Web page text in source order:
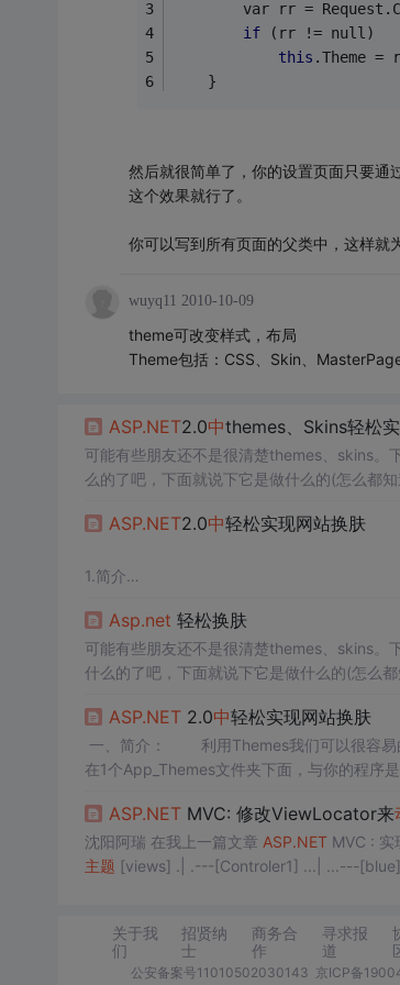
var rr =
if (rr != null)
this .Theme =
    }
然后就很简单了，你的设置页面只要
这个效果就行了。
你可以写到所有页面的父类中，这样就
wuyq11 2010-10-09
theme可改变样式，布局
Theme包括：CSS、Skin、
ASP.NET2.0中themes、Skins轻松实
可能有些朋友还不是很清楚themes、skins。
么的了吧，下面就说下它是做什么的(怎么都
ASP.NET2.0中轻松实现网站换肤
1.简介
项目 - 右键 - 添加 - 添加
利用Themes我们可以很容易的更改控件、页
s文件夹下面，与你的程序是完全分开的。
先看个非常简单的实例：
App_Themes/default/1.skin文件代码:
Asp.net 轻松换肤
可能有些朋友还不是很清楚themes、skins。
什么的了吧，下面就说下它是做什么的(怎么
ASP.NET2.0中轻松实现网站换肤
一、简介： 利用Themes我们可以很容易
在1个App_Themes文件夹下面，与你的程
ASP.NETMVC: 修改ViewLocator来
沈阳阿瑞 在我上一篇文章 ASP.NETMVC : 实
主题 [views] .| .---[Controler1] ...| ...---
关于我
们
招贤纳
士
商务合
作
寻求报
道
公安备案号11010502030143 京ICP备